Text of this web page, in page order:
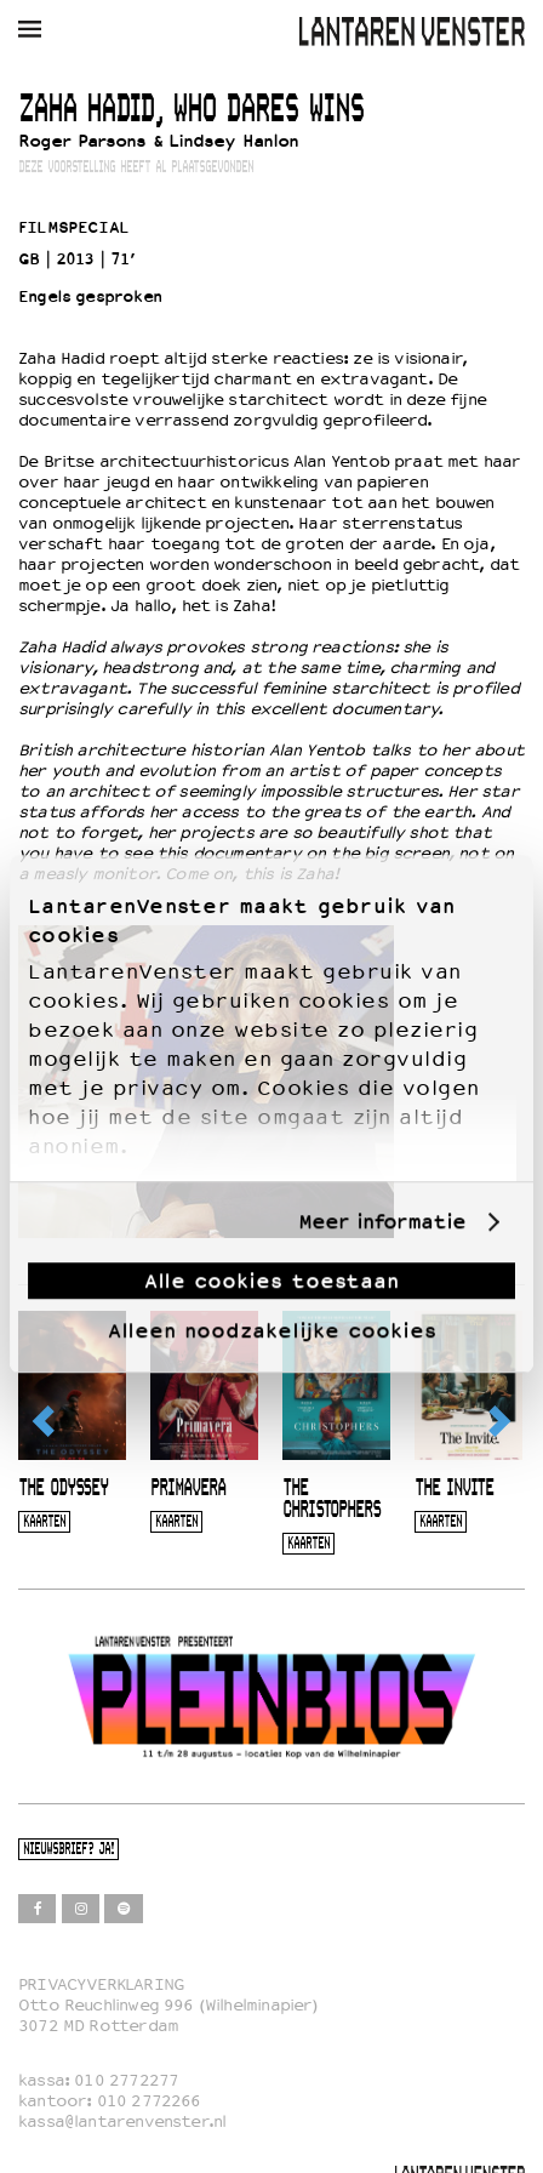
LantarenVenster maakt gebruik van
cookies
LantarenVenster maakt gebruik van
cookies. Wij gebruiken cookies om je
bezoek aan onze website zo plezierig
mogelijk te maken en gaan zorgvuldig
met je privacy om. Cookies die volgen
hoe jij met de site omgaat zijn altijd
anoniem.
Meer informatie
Alle cookies toestaan
Alleen noodzakelijke cookies
AGENDA FILM MUZIEK RESTAURANT VERHUUR
Winkelmandje
Zoek
Openingstijden & contact
Bereikbaarheid
Kaartverkoop
EDUCATIE
Schoolvoorstellingen
Filmprogramma’s Primair Onderwijs
Filmprogramma’s VO/MBO
Speciale educatieprogramma’s
OVER LANTARENVENSTER
Wat we doen
Werken bij
Wie is wie
Word vriend
Historie
Partners
Huisregels
Privacyverklaring
Integriteits- en gedragscode
Duurzaamheid
Culturele boycot Israël
Ruimte voor artistieke vrijheid – VNPF
ZAHA HADID, WHO DARES WINS
Roger Parsons & Lindsey Hanlon
DEZE VOORSTELLING HEEFT AL PLAATSGEVONDEN
FILMSPECIAL
GB
2013
71’
Engels gesproken
Zaha Hadid roept altijd sterke reacties: ze is visionair,
koppig en tegelijkertijd charmant en extravagant. De
succesvolste vrouwelijke starchitect wordt in deze fijne
documentaire verrassend zorgvuldig geprofileerd.
De Britse architectuurhistoricus Alan Yentob praat met haar
over haar jeugd en haar ontwikkeling van papieren
conceptuele architect en kunstenaar tot aan het bouwen
van onmogelijk lijkende projecten. Haar sterrenstatus
verschaft haar toegang tot de groten der aarde. En oja,
haar projecten worden wonderschoon in beeld gebracht, dat
moet je op een groot doek zien, niet op je pietluttig
schermpje. Ja hallo, het is Zaha!
Zaha Hadid always provokes strong reactions: she is
visionary, headstrong and, at the same time, charming and
extravagant. The successful feminine starchitect is profiled
surprisingly carefully in this excellent documentary.
British architecture historian Alan Yentob talks to her about
her youth and evolution from an artist of paper concepts
to an architect of seemingly impossible structures. Her star
status affords her access to the greats of the earth. And
not to forget, her projects are so beautifully shot that
you have to see this documentary on the big screen, not on
a measly monitor. Come on, this is Zaha!
THE ODYSSEY
KAARTEN
PRIMAVERA
KAARTEN
THE
CHRISTOPHERS
KAARTEN
THE INVITE
KAARTEN
NIEUWSBRIEF? JA!
Film
Familie
Film in English
PRIVACYVERKLARING
Otto Reuchlinweg 996 (Wilhelminapier)
3072 MD Rotterdam
kassa: 010 2772277
kantoor: 010 2772266
kassa@lantarenvenster.nl